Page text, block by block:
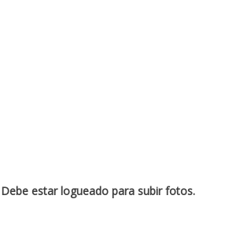
Debe estar logueado para subir fotos.